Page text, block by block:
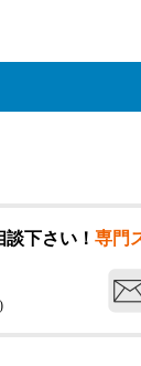
下さい！ 専門